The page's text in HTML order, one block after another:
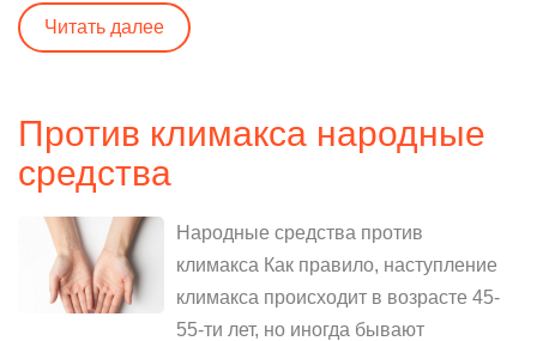
Читать далее
Против климакса народные
средства
Народные средства против
климакса Как правило, наступление
климакса происходит в возрасте 45-
55-ти лет, но иногда бывают